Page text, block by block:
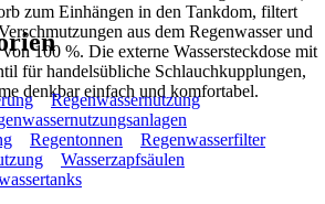
zum Einhängen in den Tankdom, filtert
aus dem Regenwasser und
von 100 %. Die externe Wassersteckdose mit
für handelsübliche Schlauchkupplungen,
denkbar einfach und komfortabel.
Regenwassernutzung
Regentonnen
Regenwasserfilter
Wasserzapfsäulen